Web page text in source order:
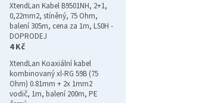
XtendLan Kabel B9501NH, 2+1,
0,22mm2, stíněný, 75 Ohm,
balení 305m, cena za 1m, LS0H -
DOPRODEJ
4 Kč
XtendLan Koaxiální kabel
kombinovaný xl-RG 59B (75
Ohm) 0.81mm + 2x 1mm2
vodič, 1m, balení 200m, PE